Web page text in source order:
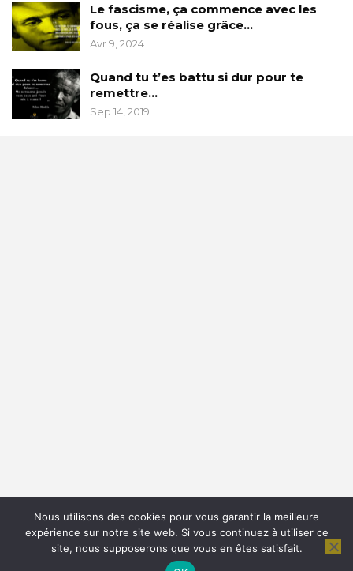
Le fascisme, ça commence avec les
fous, ça se réalise grâce…
Avr 9, 2024
Quand tu t’es battu si dur pour te
remettre…
Sep 14, 2019
© 2026 - Citations Proverbes et Poésies. All Rights
Nous utilisons des cookies pour vous garantir la meilleure
expérience sur notre site web. Si vous continuez à utiliser ce
site, nous supposerons que vous en êtes satisfait.